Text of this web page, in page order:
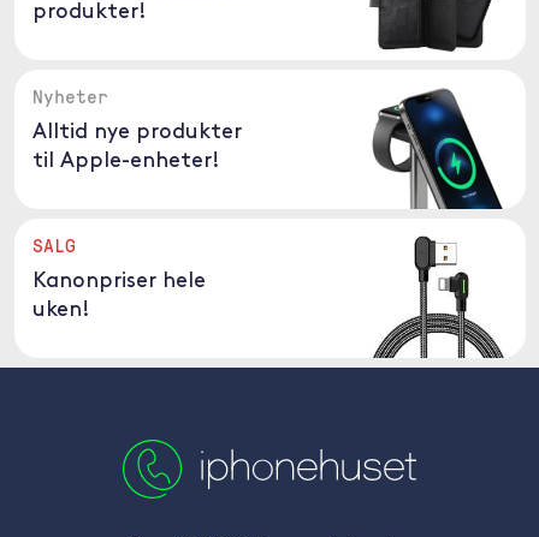
produkter!
Nyheter
Alltid nye produkter
til Apple-enheter!
SALG
Kanonpriser hele
uken!